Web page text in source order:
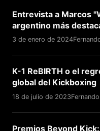
Entrevista a Marcos
argentino más
3 de enero de 2024
K-1 ReBIRTH o el
global del Kickboxing
18 de julio de 2023
Premios Beyond